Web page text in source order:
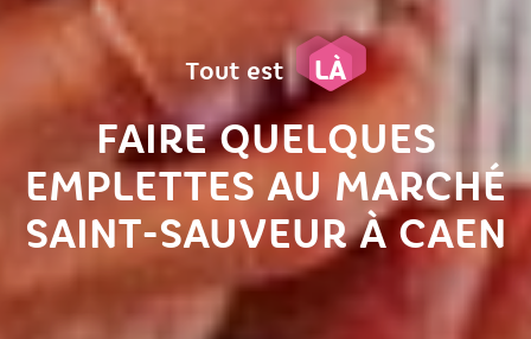
Tout est LÀ
FAIRE QUELQUES
EMPLETTES AU MARCHÉ
SAINT-SAUVEUR À CAEN